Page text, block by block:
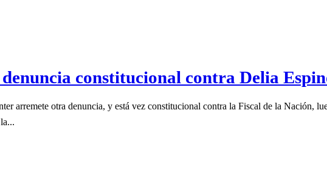
constitucional contra Delia
arremete otra denuncia, y está vez constitucional contra la Fiscal de la Nación,